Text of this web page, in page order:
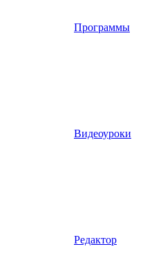
Программы
Видеоуроки
Редактор